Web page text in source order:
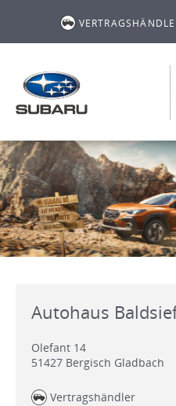
Autohaus
Olefant 14
51427 Bergisch Gladbach
Vertragshändler